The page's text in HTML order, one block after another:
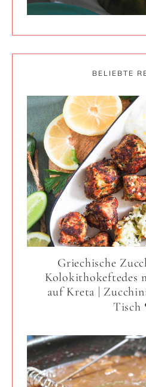
BELIEBTE
Griechische
Kolokithokeftedes
auf Kreta |
Tisch